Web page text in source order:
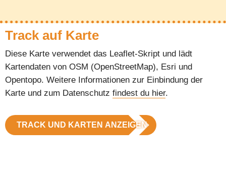
Track auf Karte
Diese Karte verwendet das Leaflet-Skript und lädt
Kartendaten von OSM (OpenStreetMap), Esri und
Opentopo. Weitere Informationen zur Einbindung der
Karte und zum Datenschutz findest du hier.
TRACK UND KARTEN ANZEIGEN